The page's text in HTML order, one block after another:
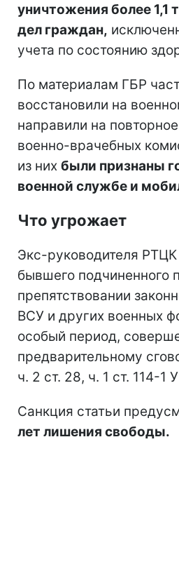
уничтожения более 1,1
дел граждан,
учета по состоянию
По материалам ГБР
восстановили на
направили на
военно-врачебных
из них были признаны
военной службе и
Что угрожает
Экс-руководителя
бывшего подчиненного
препятствовании
ВСУ и других военных
особый период,
предварительному
ч. 2 ст. 28, ч. 1 ст. 114-1
Санкция статьи
лет лишения свободы.